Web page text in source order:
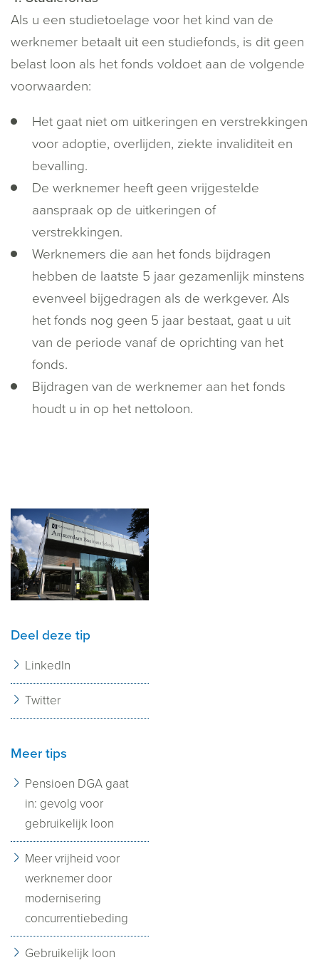
Als u een studietoelage voor het kind van de
werknemer betaalt uit een studiefonds, is dit geen
belast loon als het fonds voldoet aan de volgende
voorwaarden:
Het gaat niet om uitkeringen en verstrekkingen
voor adoptie, overlijden, ziekte invaliditeit en
bevalling.
De werknemer heeft geen vrijgestelde
aanspraak op de uitkeringen of
verstrekkingen.
Werknemers die aan het fonds bijdragen
hebben de laatste 5 jaar gezamenlijk minstens
evenveel bijgedragen als de werkgever. Als
het fonds nog geen 5 jaar bestaat, gaat u uit
van de periode vanaf de oprichting van het
fonds.
Bijdragen van de werknemer aan het fonds
houdt u in op het nettoloon.
Deel deze tip
LinkedIn
Twitter
Meer tips
Pensioen DGA gaat
in: gevolg voor
gebruikelijk loon
Meer vrijheid voor
werknemer door
modernisering
concurrentiebeding
Gebruikelijk loon